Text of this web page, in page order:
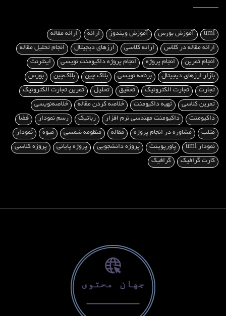
uml آموزش بورس آموزش ویندوز ارائه
ارائه مقاله
ارائه مقاله در کلاس
ارائه کلاسی ارزهای دیجیتال
انجام تحلیل مقاله
انجام تمرین
انجام پروژه انجام پروژه داکیومنت‌ نویسی
اینترنت
بازار ارزهای دیجیتال
برنامه نویسی بلاک چین بلاک‌چین
بورس
تجارت
تجارت الکترونیک تحقیق تحلیل
تمرین تجارت الکترونیک
تمرین کلاسی
تهیه داکیومنت خلاصه کردن مقاله
خلاصه‌نویسی
داکیومنت
داکیومنت مهندسی نرم افزار رباتیک رسم نمودار
فضا
متلب
مشاوره در انجام پروژه مقاله منظومه شمسی میوه
نمودار
نمودار uml
پاورپوینت پروژه دانشجویی پروژه پایانی
پروژه کلاسی
کارت گرافیک
گرافیک